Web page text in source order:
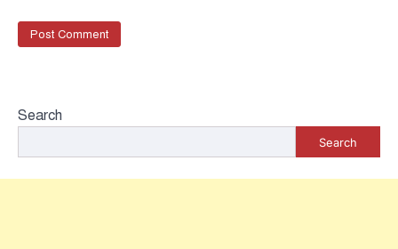
Search
Search